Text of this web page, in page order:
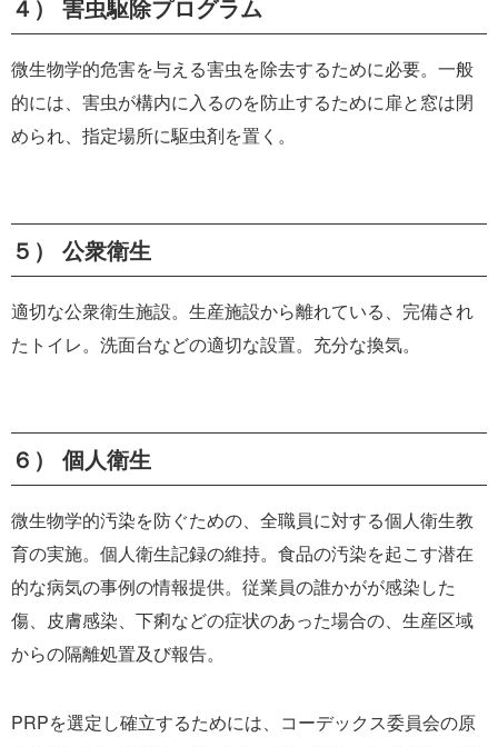
４） 害虫駆除プログラム
微生物学的危害を与える害虫を除去するために必要。一般
的には、害虫が構内に入るのを防止するために扉と窓は閉
められ、指定場所に駆虫剤を置く。
５） 公衆衛生
適切な公衆衛生施設。生産施設から離れている、完備され
たトイレ。洗面台などの適切な設置。充分な換気。
６） 個人衛生
微生物学的汚染を防ぐための、全職員に対する個人衛生教
育の実施。個人衛生記録の維持。食品の汚染を起こす潜在
的な病気の事例の情報提供。従業員の誰かがが感染した
傷、皮膚感染、下痢などの症状のあった場合の、生産区域
からの隔離処置及び報告。
PRPを選定し確立するためには、コーデックス委員会の原